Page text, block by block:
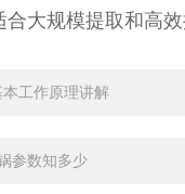
大规模提取和高
工作原理讲解
参数知多少